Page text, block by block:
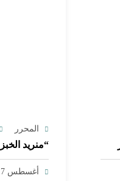
المحرر
“منريد
أغسطس 7, 2026